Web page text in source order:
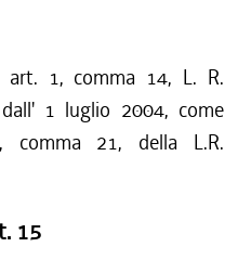
1, comma 14, L. R.
1 luglio 2004, come
comma 21, della L.R.
15